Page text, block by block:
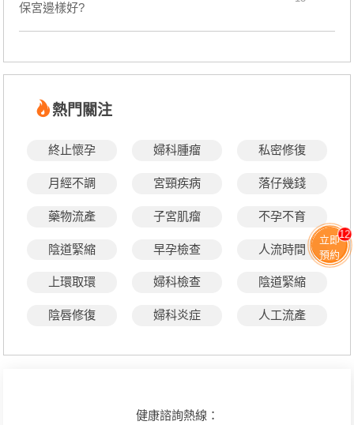
保宮邊樣好?
熱門關注
終止懷孕 婦科腫瘤 私密修復
月經不調 宮頸疾病 落仔幾錢
藥物流產 子宮肌瘤 不孕不育
陰道緊縮 早孕檢查 人流時間
上環取環 婦科檢查 陰道緊縮
陰唇修復 婦科炎症 人工流產
健康諮詢熱線：
立即
預約
12